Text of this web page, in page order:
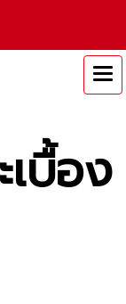
บื้อง